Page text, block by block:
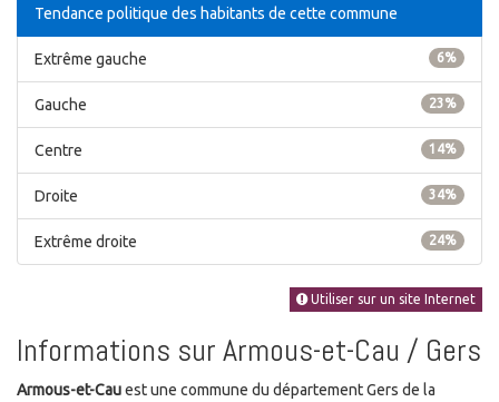
Tendance politique des habitants de cette commune
6%
Extrême gauche
23%
Gauche
14%
Centre
34%
Droite
24%
Extrême droite
Utiliser sur un site Internet
Informations sur Armous-et-Cau / Gers
Armous-et-Cauest une commune du département Gers de la